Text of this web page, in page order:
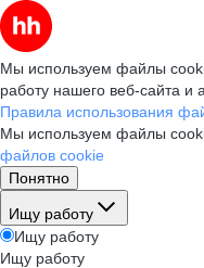
Мы используем файлы
работу нашего веб-сайта и
Правила использования
Мы используем файлы
файлов cookie
Понятно
Ищу работу
Ищу работу
Ищу работу